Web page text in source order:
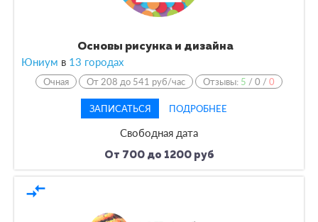
Основы рисунка и дизайна
Юниум в 13 городах
Очная От 208 до 541 руб/час Отзывы: 5 /0 /0
ЗАПИСАТЬСЯ ПОДРОБНЕЕ
Свободная дата
От 700 до 1200 руб
compare_arrows